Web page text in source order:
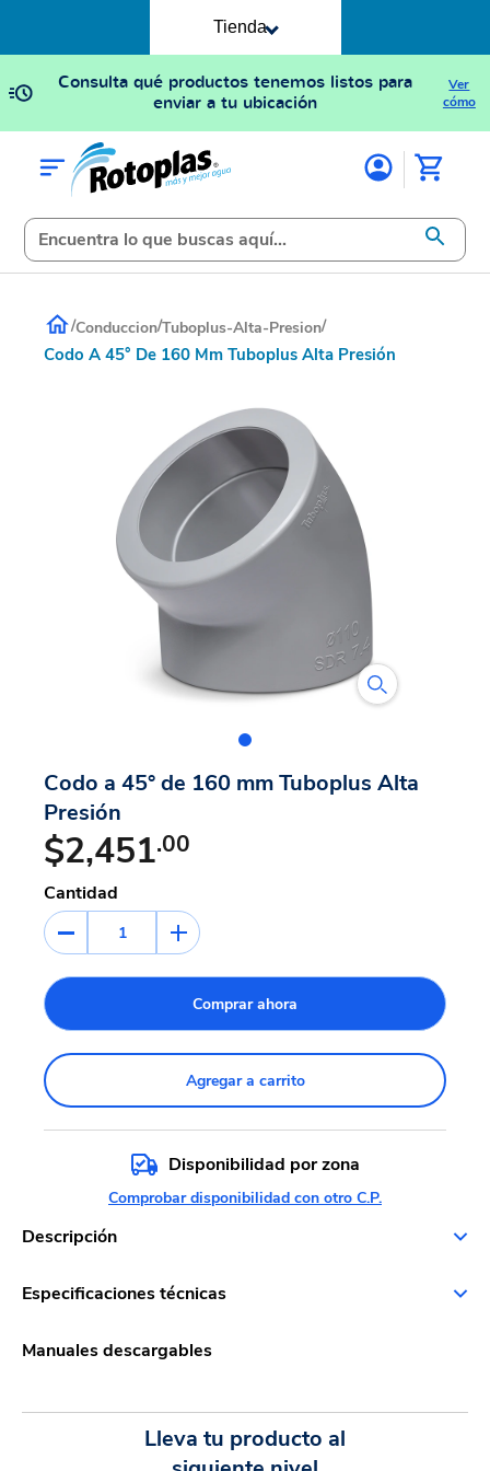
Tienda
Consulta qué productos tenemos listos para
enviar a tu ubicación
Ver
cómo
/Conduccion/Tuboplus-Alta-Presion/
Codo A 45° De 160 Mm Tuboplus Alta Presión
Codo a 45° de 160 mm Tuboplus Alta
Presión
$2,451.00
Cantidad
1
Comprar ahora
Agregar a carrito
Disponibilidad por zona
Comprobar disponibilidad con otro C.P.
Descripción
Especificaciones técnicas
Manuales descargables
Lleva tu producto al